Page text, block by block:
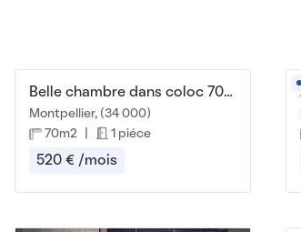
Belle chambre dans coloc 70m² avec loggia
Montpellier, (34 000)
70m2
1 piéce
520 € /mois